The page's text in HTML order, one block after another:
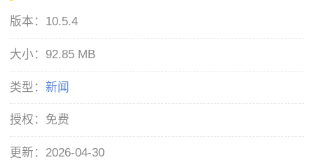
版本： 10.5.4
大小： 92.85 MB
类型：新闻
授权： 免费
更新： 2026-04-30